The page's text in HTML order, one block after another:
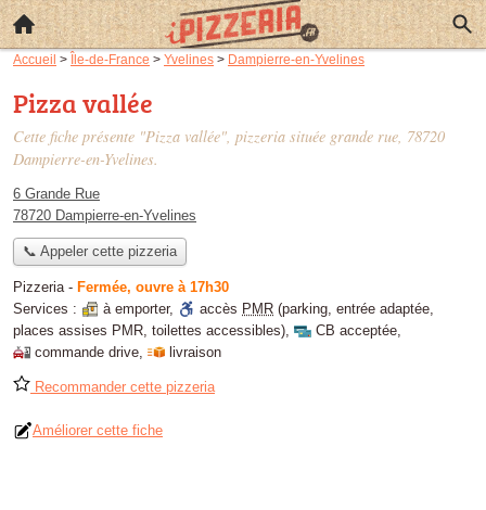
Accueil > Île-de-France > Yvelines > Dampierre-en-Yvelines
Pizza vallée
Cette fiche présente "Pizza vallée", pizzeria située grande rue, 78720
Dampierre-en-Yvelines.
6 Grande Rue
78720 Dampierre-en-Yvelines
📞 Appeler cette pizzeria
Pizzeria- Fermée, ouvre à 17h30
Services :
à emporter, accès PMR (parking, entrée adaptée,
places assises PMR, toilettes accessibles), CB acceptée,
commande drive, livraison
Recommander cette pizzeria
Améliorer cette fiche